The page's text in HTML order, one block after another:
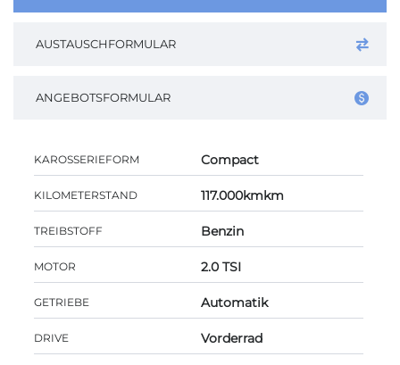
AUSTAUSCHFORMULAR
ANGEBOTSFORMULAR
KAROSSERIEFORM Compact
KILOMETERSTAND 117.000kmkm
TREIBSTOFF Benzin
MOTOR 2.0 TSI
GETRIEBE Automatik
DRIVE Vorderrad